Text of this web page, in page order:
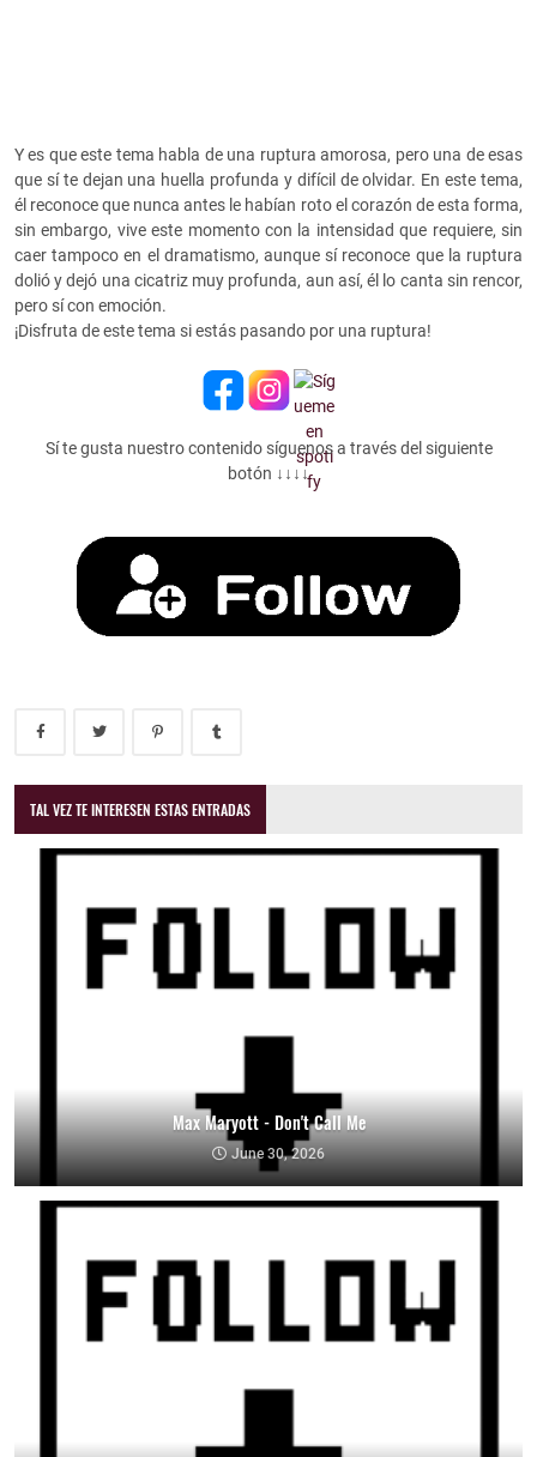
Y es que este tema habla de una ruptura amorosa, pero una de esas
que sí te dejan una huella profunda y difícil de olvidar. En este tema,
él reconoce que nunca antes le habían roto el corazón de esta forma,
sin embargo, vive este momento con la intensidad que requiere, sin
caer tampoco en el dramatismo, aunque sí reconoce que la ruptura
dolió y dejó una cicatriz muy profunda, aun así, él lo canta sin rencor,
pero sí con emoción.
¡Disfruta de este tema si estás pasando por una ruptura!
Sí te gusta nuestro contenido síguenos a través del siguiente
botón ↓↓↓↓
TAL VEZ TE INTERESEN ESTAS ENTRADAS
Max Maryott - Don't Call Me
June 30, 2026